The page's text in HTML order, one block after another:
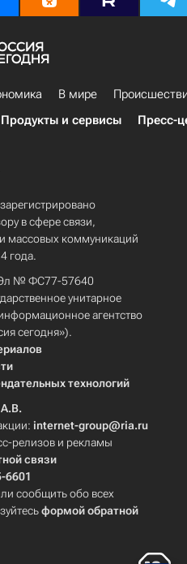
В мире
Продукты и сервисы Пресс-
в сфере связи,
массовых коммуникаций
года.
Эл № ФС77-57640
унитарное
агентство
сегодня»).
технологий
internet-group@ria.ru
релизов и рекламы
связи
6601
сообщить обо всех
формой обратной